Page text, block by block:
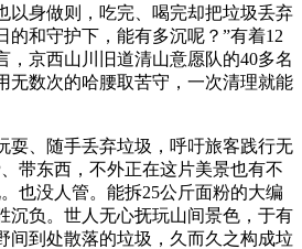
以身做则，吃完、喝完却把垃圾丢弃
的和守护下，能有多沉呢？”有着12
，京西山川旧道清山意愿队的40多名
无数次的哈腰取苦守，一次清理就能
、随手丢弃垃圾，呼吁旅客践行无
带东西，不外正在这片美景也有不
也没人管。能拆25公斤面粉的大编
沉负。世人无心抚玩山间景色，于有
间到处散落的垃圾，久而久之构成垃